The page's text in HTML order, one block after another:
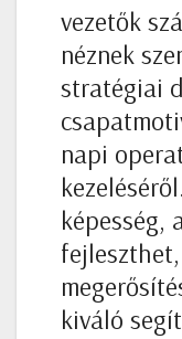
vezetők
néznek
stratégiai
napi
képesség,
kiváló